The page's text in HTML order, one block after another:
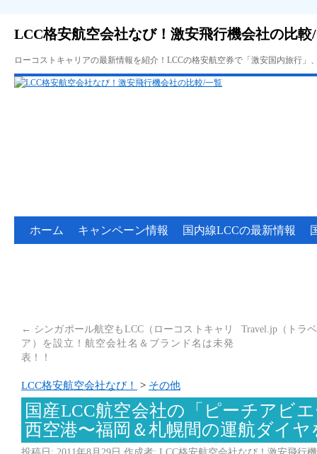
LCC格安航空会社なび！激安飛行機会社の比較
ローコストキャリアの最新情報を紹介！LCCの格安航空券で「激安国内旅行
ホーム キャンペーン情報 国内線LCCの最新情報
← シンガポール航空もLCC（ローコストキャリ
ア）を設立！航空会社名＆ブランド名は未発
表！！
Travel.jp（トラ
LCC格安航空会社なび！ > その他
国産LCC航空会社の「ピーチアビ
西空港〜福岡＆札幌間の運航ダイヤ